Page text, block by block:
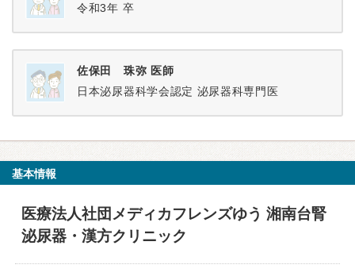
令和3年 卒
佐保田 珠弥 医師
日本泌尿器科学会認定 泌尿器科専門医
基本情報
医療法人社団メディカフレンズゆう 湘南台腎
泌尿器・漢方クリニック